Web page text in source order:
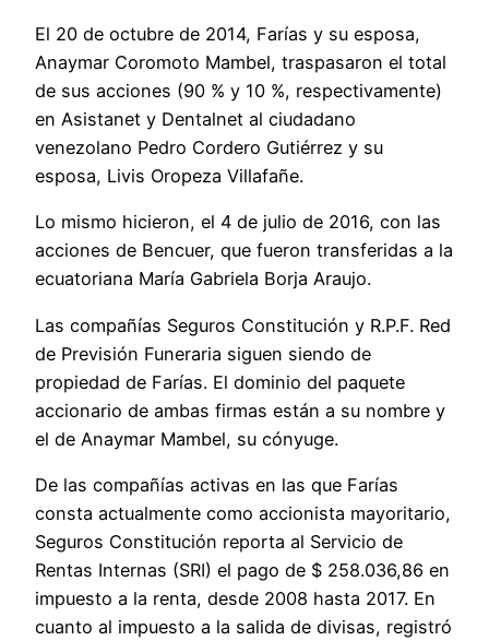
El 20 de octubre de 2014, Farías y su esposa,
Anaymar Coromoto Mambel, traspasaron el total
de sus acciones (90 % y 10 %, respectivamente)
en Asistanet y Dentalnet al ciudadano
venezolano Pedro Cordero Gutiérrez y su
esposa, Livis Oropeza Villafañe.
Lo mismo hicieron, el 4 de julio de 2016, con las
acciones de Bencuer, que fueron transferidas a la
ecuatoriana María Gabriela Borja Araujo.
Las compañías Seguros Constitución y R.P.F. Red
de Previsión Funeraria siguen siendo de
propiedad de Farías. El dominio del paquete
accionario de ambas firmas están a su nombre y
el de Anaymar Mambel, su cónyuge.
De las compañías activas en las que Farías
consta actualmente como accionista mayoritario,
Seguros Constitución reporta al Servicio de
Rentas Internas (SRI) el pago de $ 258.036,86 en
impuesto a la renta, desde 2008 hasta 2017. En
cuanto al impuesto a la salida de divisas, registró